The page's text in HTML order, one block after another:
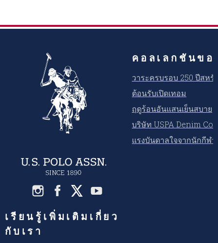
คอลเลกชันขอ
วาระครบรอบ 250 ปีสหรั
ต้อนรับเปิดเทอม
ฤดูร้อนอันแสนเย็นสบาย
บริษัท USPA Denim Co.
แรงบันดาลใจจากนักกีฬา
เรียนรู้เพิ่มเติมเกี่ยว
กับเรา